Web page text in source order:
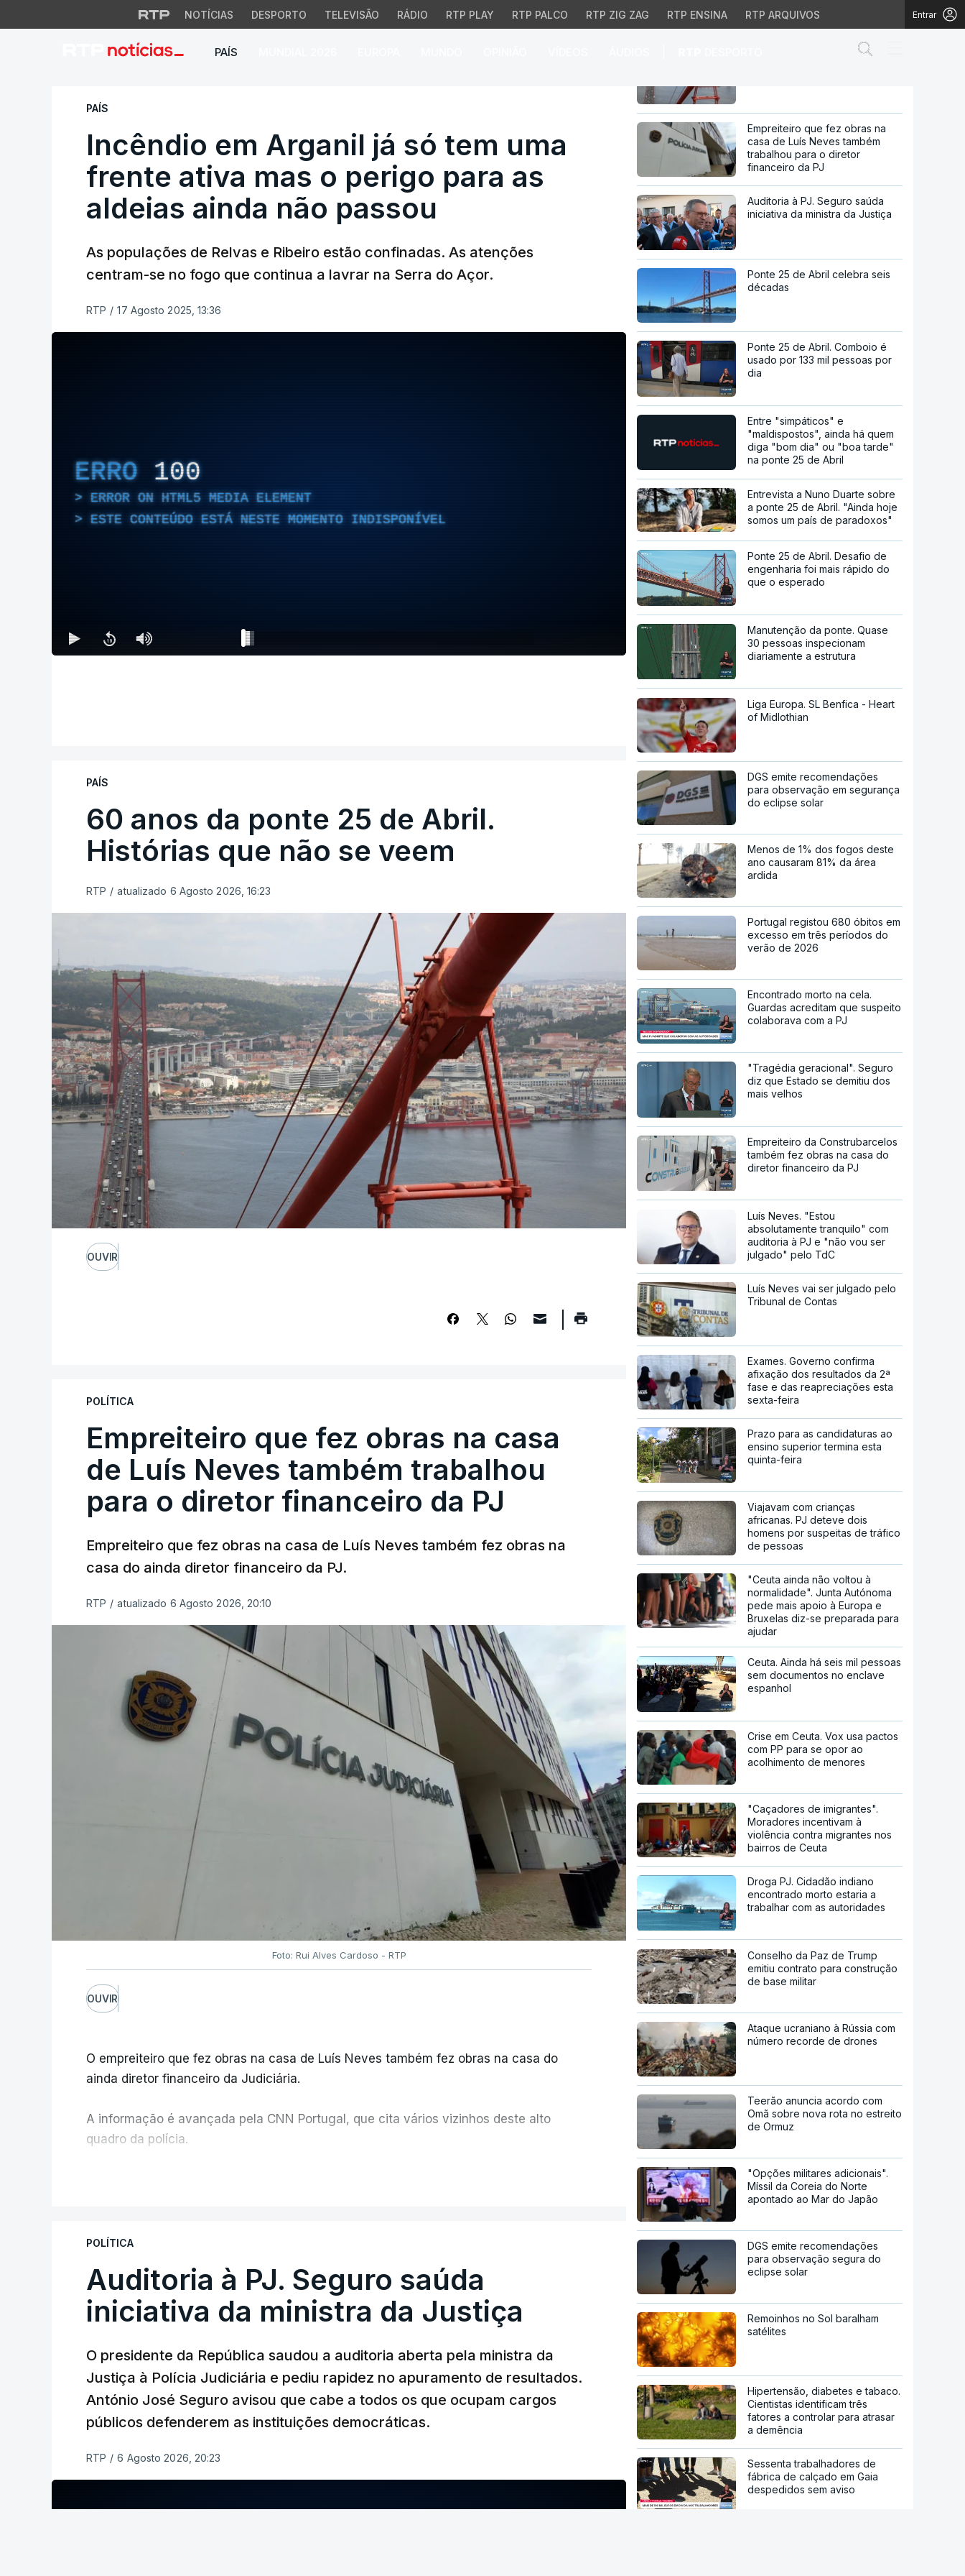
NOTÍCIAS DESPORTO TELEVISÃO RÁDIO RTP PLAY RTP PALCO RTP ZIG ZAG RTP ENSINA RTP ARQUIVOS Entrar
PAÍS
Incêndio em Arganil já só tem uma frente ativa mas o perigo
PAÍS
Incêndio em Arganil já só tem uma
frente ativa mas o perigo para as
aldeias ainda não passou
As populações de Relvas e Ribeiro estão confinadas. As atenções
centram-se no fogo que continua a lavrar na Serra do Açor.
RTP / 17 Agosto 2025, 13:36
ERRO 100
ERROR ON HTML5 MEDIA ELEMENT
ESTE CONTEÚDO ESTÁ NESTE MOMENTO INDISPONÍVEL
PAÍS
60 anos da ponte 25 de Abril.
Histórias que não se veem
RTP / atualizado 6 Agosto 2026, 16:23
OUVIR
POLÍTICA
Empreiteiro que fez obras na casa
de Luís Neves também trabalhou
para o diretor financeiro da PJ
Empreiteiro que fez obras na casa de Luís Neves também fez obras na
casa do ainda diretor financeiro da PJ.
RTP / atualizado 6 Agosto 2026, 20:10
Foto: Rui Alves Cardoso - RTP
OUVIR
O empreiteiro que fez obras na casa de Luís Neves também fez obras na casa do
ainda diretor financeiro da Judiciária.
A informação é avançada pela CNN Portugal, que cita vários vizinhos deste alto
quadro da polícia.
POLÍTICA
Auditoria à PJ. Seguro saúda
iniciativa da ministra da Justiça
O presidente da República saudou a auditoria aberta pela ministra da
Justiça à Polícia Judiciária e pediu rapidez no apuramento de resultados.
António José Seguro avisou que cabe a todos os que ocupam cargos
públicos defenderem as instituições democráticas.
RTP / 6 Agosto 2026, 20:23
passou
60 anos da ponte 25 de Abril.
Empreiteiro que fez obras na
casa de Luís Neves também
trabalhou para o diretor
financeiro da PJ
Auditoria à PJ. Seguro saúda
iniciativa da ministra da Justiça
Ponte 25 de Abril celebra seis
décadas
Ponte 25 de Abril. Comboio é
usado por 133 mil pessoas por
dia
Entre "simpáticos" e
"maldispostos", ainda há quem
diga "bom dia" ou "boa tarde"
na ponte 25 de Abril
Entrevista a Nuno Duarte sobre
a ponte 25 de Abril. "Ainda hoje
somos um país de paradoxos"
Ponte 25 de Abril. Desafio de
engenharia foi mais rápido do
que o esperado
Manutenção da ponte. Quase
30 pessoas inspecionam
diariamente a estrutura
Liga Europa. SL Benfica - Heart
of Midlothian
DGS emite recomendações
para observação em segurança
do eclipse solar
Menos de 1% dos fogos deste
ano causaram 81% da área
ardida
Portugal registou 680 óbitos em
excesso em três períodos do
verão de 2026
Encontrado morto na cela.
Guardas acreditam que suspeito
colaborava com a PJ
"Tragédia geracional". Seguro
diz que Estado se demitiu dos
mais velhos
Empreiteiro da Construbarcelos
também fez obras na casa do
diretor financeiro da PJ
Luís Neves. "Estou
absolutamente tranquilo" com
auditoria à PJ e "não vou ser
julgado" pelo TdC
Luís Neves vai ser julgado pelo
Tribunal de Contas
Exames. Governo confirma
afixação dos resultados da 2ª
fase e das reapreciações esta
sexta-feira
Prazo para as candidaturas ao
ensino superior termina esta
quinta-feira
Viajavam com crianças
africanas. PJ deteve dois
homens por suspeitas de tráfico
de pessoas
"Ceuta ainda não voltou à
normalidade". Junta Autónoma
pede mais apoio à Europa e
Bruxelas diz-se preparada para
ajudar
Ceuta. Ainda há seis mil pessoas
sem documentos no enclave
espanhol
Crise em Ceuta. Vox usa pactos
com PP para se opor ao
acolhimento de menores
"Caçadores de imigrantes".
Moradores incentivam à
violência contra migrantes nos
bairros de Ceuta
Droga PJ. Cidadão indiano
encontrado morto estaria a
trabalhar com as autoridades
Conselho da Paz de Trump
emitiu contrato para construção
de base militar
Ataque ucraniano à Rússia com
número recorde de drones
Teerão anuncia acordo com
Omã sobre nova rota no estreito
de Ormuz
"Opções militares adicionais".
Míssil da Coreia do Norte
apontado ao Mar do Japão
DGS emite recomendações
para observação segura do
eclipse solar
Remoinhos no Sol baralham
satélites
Hipertensão, diabetes e tabaco.
Cientistas identificam três
fatores a controlar para atrasar
a demência
Sessenta trabalhadores de
fábrica de calçado em Gaia
despedidos sem aviso